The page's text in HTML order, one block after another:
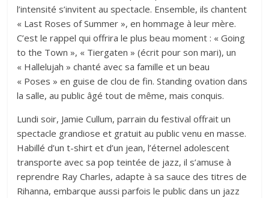
l’intensité s’invitent au spectacle. Ensemble, ils chantent
« Last Roses of Summer », en hommage à leur mère.
C’est le rappel qui offrira le plus beau moment : « Going
to the Town », « Tiergaten » (écrit pour son mari), un
« Hallelujah » chanté avec sa famille et un beau
« Poses » en guise de clou de fin. Standing ovation dans
la salle, au public âgé tout de même, mais conquis.
Lundi soir, Jamie Cullum, parrain du festival offrait un
spectacle grandiose et gratuit au public venu en masse.
Habillé d’un t-shirt et d’un jean, l’éternel adolescent
transporte avec sa pop teintée de jazz, il s’amuse à
reprendre Ray Charles, adapte à sa sauce des titres de
Rihanna, embarque aussi parfois le public dans un jazz